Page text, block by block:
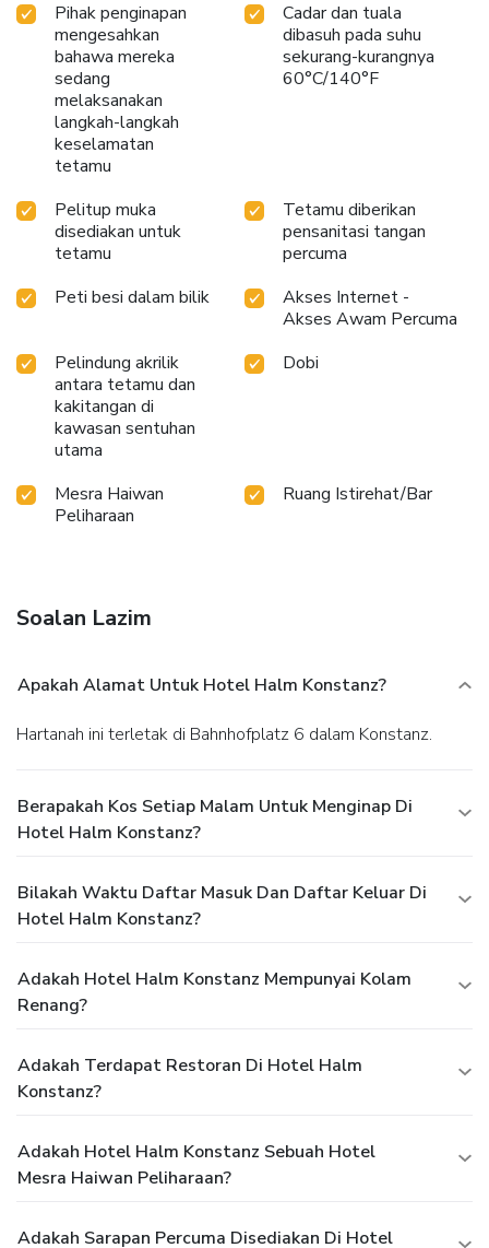
Pihak penginapan
mengesahkan
bahawa mereka
sedang
melaksanakan
langkah-langkah
keselamatan
tetamu
Cadar dan tuala
dibasuh pada suhu
sekurang-kurangnya
60°C/140°F
Pelitup muka
disediakan untuk
tetamu
Tetamu diberikan
pensanitasi tangan
percuma
Peti besi dalam bilik
Akses Internet -
Akses Awam Percuma
Pelindung akrilik
antara tetamu dan
kakitangan di
kawasan sentuhan
utama
Dobi
Mesra Haiwan
Peliharaan
Ruang Istirehat/Bar
Soalan Lazim
Apakah Alamat Untuk Hotel Halm Konstanz?
Hartanah ini terletak di Bahnhofplatz 6 dalam Konstanz.
Berapakah Kos Setiap Malam Untuk Menginap Di
Hotel Halm Konstanz?
Bilakah Waktu Daftar Masuk Dan Daftar Keluar Di
Hotel Halm Konstanz?
Adakah Hotel Halm Konstanz Mempunyai Kolam
Renang?
Adakah Terdapat Restoran Di Hotel Halm
Konstanz?
Adakah Hotel Halm Konstanz Sebuah Hotel
Mesra Haiwan Peliharaan?
Adakah Sarapan Percuma Disediakan Di Hotel